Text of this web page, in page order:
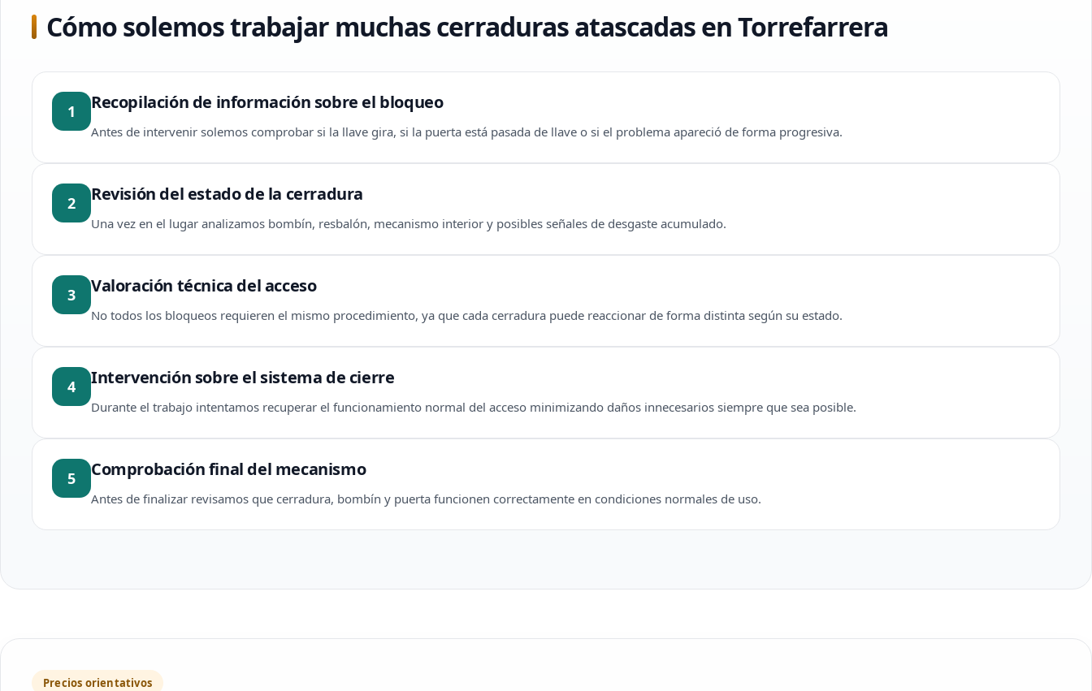
Cómo solemos trabajar muchas cerraduras atascadas en Torrefarrera
1 Recopilación de información sobre el bloqueo
Antes de intervenir solemos comprobar si la llave gira, si la puerta está pasada de llave o si el problema apareció de forma progresiva.
2 Revisión del estado de la cerradura
Una vez en el lugar analizamos bombín, resbalón, mecanismo interior y posibles señales de desgaste acumulado.
3 Valoración técnica del acceso
No todos los bloqueos requieren el mismo procedimiento, ya que cada cerradura puede reaccionar de forma distinta según su estado.
4 Intervención sobre el sistema de cierre
Durante el trabajo intentamos recuperar el funcionamiento normal del acceso minimizando daños innecesarios siempre que sea posible.
5 Comprobación final del mecanismo
Antes de finalizar revisamos que cerradura, bombín y puerta funcionen correctamente en condiciones normales de uso.
Precios orientativos